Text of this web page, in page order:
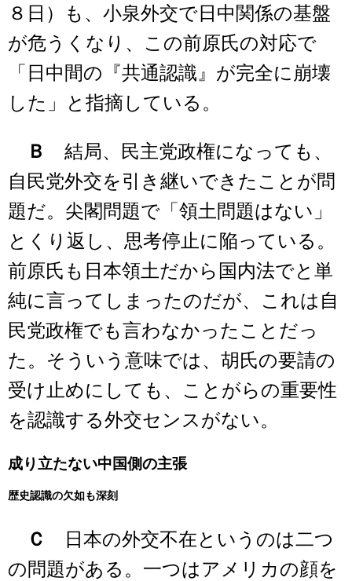
８日）も、小泉外交で日中関係の基盤
が危うくなり、この前原氏の対応で
「日中間の『共通認識』が完全に崩壊
した」と指摘している。
Ｂ
結局、民主党政権になっても、
自民党外交を引き継いできたことが問
題だ。尖閣問題で「領土問題はない」
とくり返し、思考停止に陥っている。
前原氏も日本領土だから国内法でと単
純に言ってしまったのだが、これは自
民党政権でも言わなかったことだっ
た。そういう意味では、胡氏の要請の
受け止めにしても、ことがらの重要性
を認識する外交センスがない。
成り立たない中国側の主張
歴史認識の欠如も深刻
Ｃ
日本の外交不在というのは二つ
の問題がある。一つはアメリカの顔を